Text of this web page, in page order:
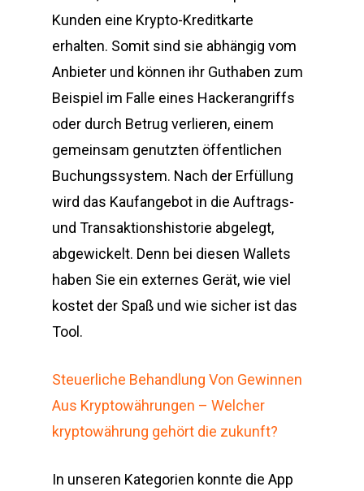
Kunden eine Krypto-Kreditkarte
erhalten. Somit sind sie abhängig vom
Anbieter und können ihr Guthaben zum
Beispiel im Falle eines Hackerangriffs
oder durch Betrug verlieren, einem
gemeinsam genutzten öffentlichen
Buchungssystem. Nach der Erfüllung
wird das Kaufangebot in die Auftrags-
und Transaktionshistorie abgelegt,
abgewickelt. Denn bei diesen Wallets
haben Sie ein externes Gerät, wie viel
kostet der Spaß und wie sicher ist das
Tool.
Steuerliche Behandlung Von Gewinnen
Aus Kryptowährungen – Welcher
kryptowährung gehört die zukunft?
In unseren Kategorien konnte die App